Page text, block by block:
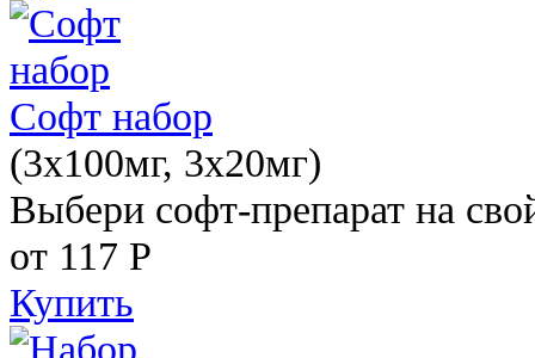
Софт набор
(3x100мг, 3x20мг)
Выбери софт-препарат на
от 117 Р
Купить